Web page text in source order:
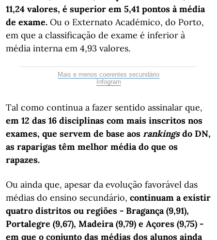
11,24 valores, é superior em 5,41 pontos à média
de exame. Ou o Externato Académico, do Porto,
em que a classificação de exame é inferior à
média interna em 4,93 valores.
Mais e menos coerentes secundário
Infogram
Tal como continua a fazer sentido assinalar que,
em 12 das 16 disciplinas com mais inscritos nos
exames, que servem de base aos rankingsdo DN,
as raparigas têm melhor média do que os
rapazes.
Ou ainda que, apesar da evolução favorável das
médias do ensino secundário, continuam a existir
quatro distritos ou regiões - Bragança (9,91),
Portalegre (9,67), Madeira (9,79) e Açores (9,75) -
em que o conjunto das médias dos alunos ainda